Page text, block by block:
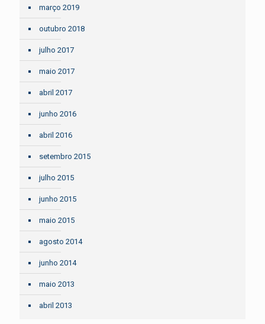
março 2019
outubro 2018
julho 2017
maio 2017
abril 2017
junho 2016
abril 2016
setembro 2015
julho 2015
junho 2015
maio 2015
agosto 2014
junho 2014
maio 2013
abril 2013